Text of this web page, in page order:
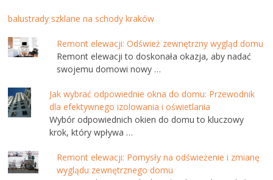
balustrady szklane na schody kraków
Remont elewacji: Odśwież zewnętrzny wygląd domu
Remont elewacji to doskonała okazja, aby nadać
swojemu domowi nowy …
Jak wybrać odpowiednie okna do domu: Przewodnik
dla efektywnego izolowania i oświetlania
Wybór odpowiednich okien do domu to kluczowy
krok, który wpływa …
Remont elewacji: Pomysły na odświeżenie i zmianę
wyglądu zewnętrznego domu